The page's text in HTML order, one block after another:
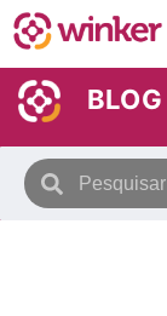
BLOG